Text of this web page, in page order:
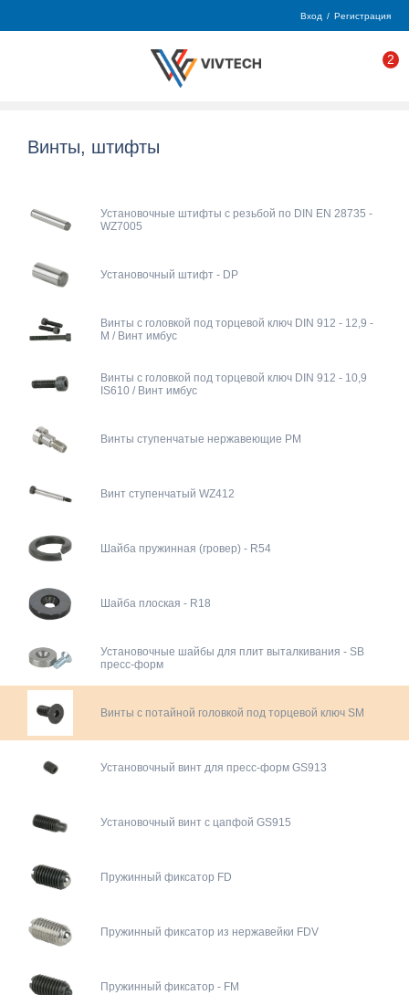
Вход / Регистрация
2
Винты, штифты
Установочные штифты с резьбой по DIN EN 28735 -
WZ7005
Установочный штифт - DP
Винты с головкой под торцевой ключ DIN 912 - 12,9 -
М / Винт имбус
Винты с головкой под торцевой ключ DIN 912 - 10,9
IS610 / Винт имбус
Винты ступенчатые нержавеющие PM
Винт ступенчатый WZ412
Шайба пружинная (гровер) - R54
Шайба плоская - R18
Установочные шайбы для плит выталкивания - SB
пресс-форм
Винты с потайной головкой под торцевой ключ SM
Установочный винт для пресс-форм GS913
Установочный винт с цапфой GS915
Пружинный фиксатор FD
Пружинный фиксатор из нержавейки FDV
Пружинный фиксатор - FM